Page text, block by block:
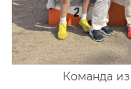
Команда